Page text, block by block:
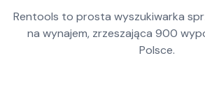
Rentools to prosta wyszukiwarka
na wynajem, zrzeszająca 900
Polsce.